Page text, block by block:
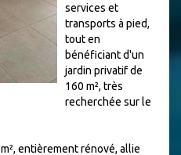
services et
transports à pied,
tout en
bénéficiant d'un
jardin privatif de
160 m², très
recherchée sur le
entièrement rénové, allie